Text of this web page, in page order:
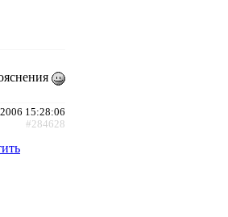
15:28:06
#284628